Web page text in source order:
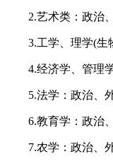
2.艺术类：政治
3.工学、理学(生
4.经济学、管理
5.法学：政治、
6.教育学：政治
7.农学：政治、